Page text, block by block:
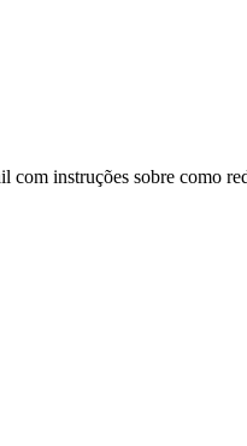
com instruções sobre como